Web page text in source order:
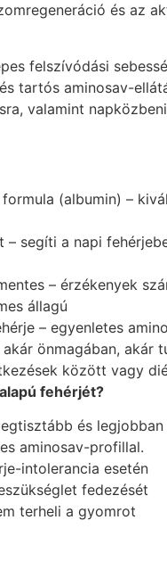
és az
felszívódási
tartós aminosav-
valamint
(albumin) –
– segíti a napi
– érzékenyek
állagú
– egyenletes
önmagában, akár
között vagy
fehérjét?
és legjobban
aminosav-profillal.
intolerancia esetén
fedezését
terheli a gyomrot